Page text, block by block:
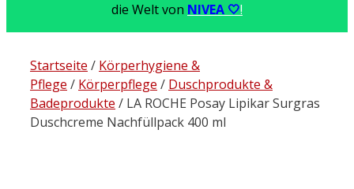
die Welt von NIVEA 🤍!
Startseite / Körperhygiene &
Pflege / Körperpflege / Duschprodukte &
Badeprodukte / LA ROCHE Posay Lipikar Surgras
Duschcreme Nachfüllpack 400 ml